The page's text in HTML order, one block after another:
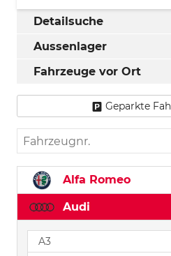
Detailsuche
Aussenlager
Fahrzeuge vor Ort
Geparkte
Fahrzeugnr.
Alfa Romeo
Audi
A3